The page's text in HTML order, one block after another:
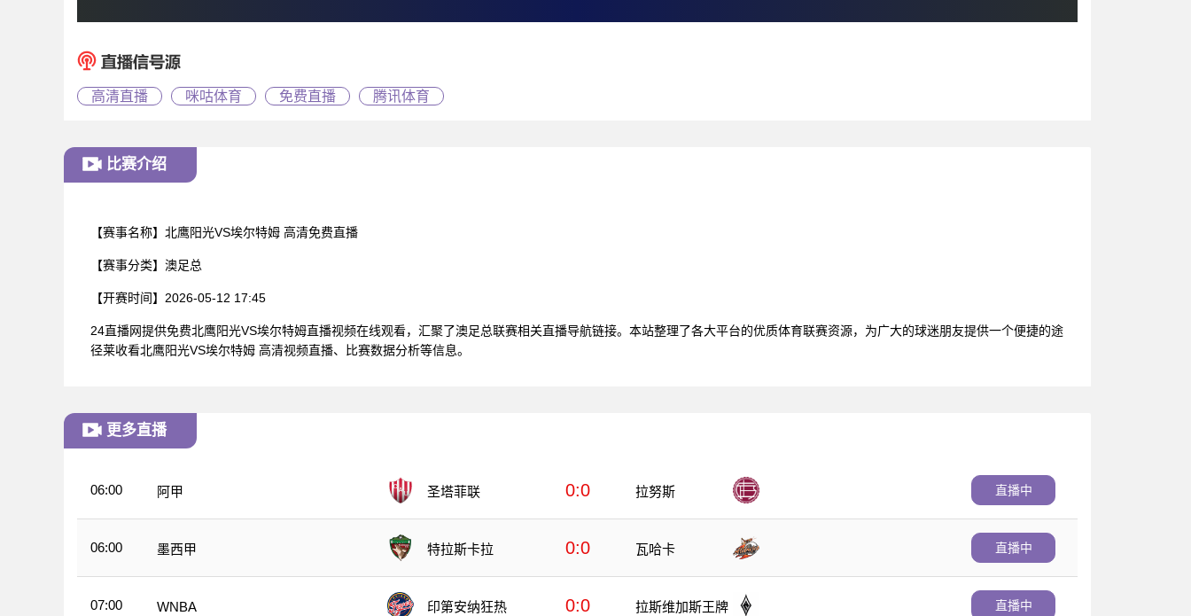
高清直播 咪咕体育 免费直播 腾讯体育
比赛介绍
【赛事名称】 北鹰阳光VS埃尔特姆 高清免费直播
【赛事分类】 澳足总
【开赛时间】 2026-05-12 17:45
24直播网提供免费北鹰阳光VS埃尔特姆直播视频在线观看，汇聚了澳足总联赛相关直播导航链接。本站整理了各大平台的优质体育联赛资源，为广大的球迷朋友提供一个便捷的途
径莱收看北鹰阳光VS埃尔特姆 高清视频直播、比赛数据分析等信息。
更多直播
06:00 阿甲 圣塔菲联 0:0 拉努斯 直播中
06:00 墨西甲 特拉斯卡拉 0:0 瓦哈卡 直播中
07:00 WNBA 印第安纳狂热 0:0 拉斯维加斯王牌 直播中